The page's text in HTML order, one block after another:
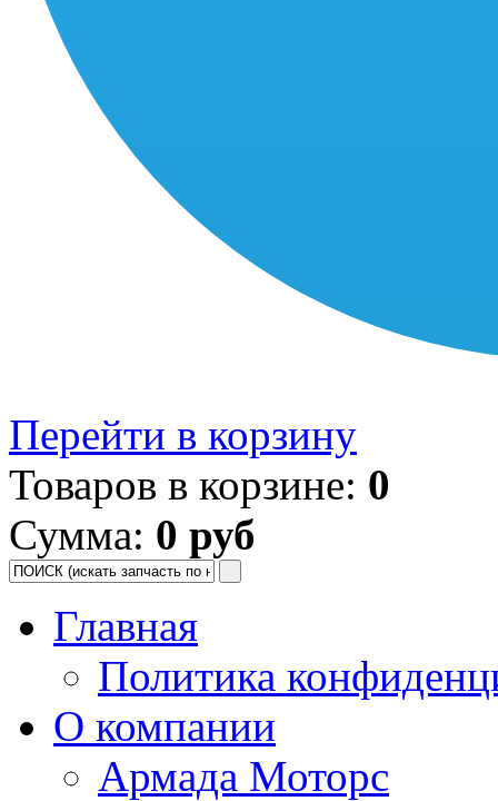
Перейти в корзину
Товаров в корзине: 0
Сумма: 0 руб
Главная
Политика
О компании
Армада Моторс